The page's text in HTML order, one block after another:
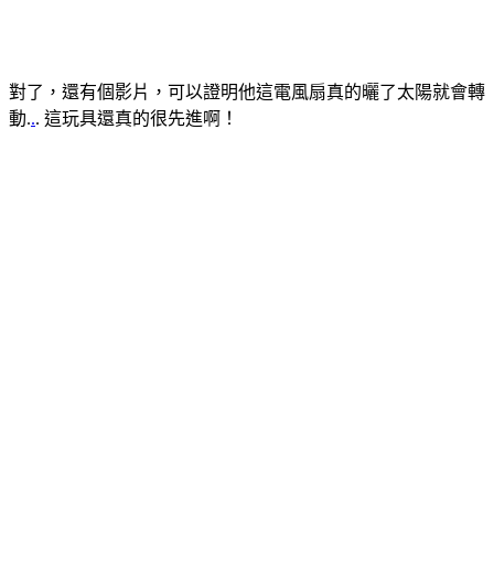
對了，還有個影片，可以證明他這電風扇真的曬了太陽就會轉
動... 這玩具還真的很先進啊！